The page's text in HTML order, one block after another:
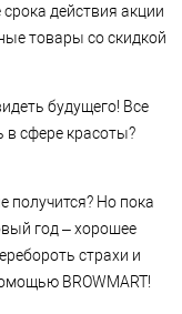
действия акции
товары со скидкой
будущего! Все
в сфере красоты?
получится? Но пока
год – хорошее
страхи и
BROWMART!